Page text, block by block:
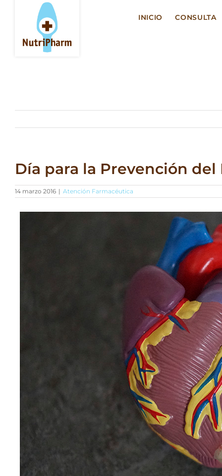
contenido
INICIO CONSULTA
Día para la Prevención del
14 marzo 2016 | Atención Farmacéutica